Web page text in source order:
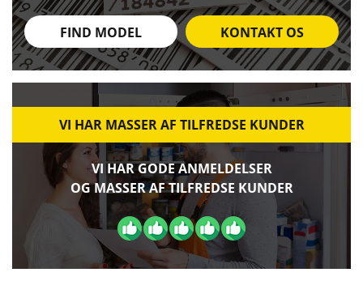
FIND MODEL KONTAKT OS
VI HAR MASSER AF TILFREDSE KUNDER
VI HAR GODE ANMELDELSER
OG MASSER AF TILFREDSE KUNDER